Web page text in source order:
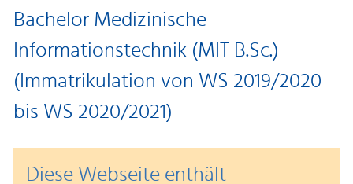
Bachelor Medizinische
Informationstechnik (MIT B.Sc.)
(Immatrikulation von WS 2019/2020
bis WS 2020/2021)
Diese Webseite enthält